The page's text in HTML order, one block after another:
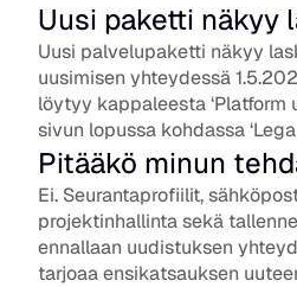
Uusi paketti näkyy
Uusi palvelupaketti näkyy
uusimisen yhteydessä
löytyy kappaleesta ‘Platform
sivun lopussa kohdassa
Pitääkö minun
Ei. Seurantaprofiilit,
projektinhallinta sekä
ennallaan uudistuksen
tarjoaa ensikatsauksen